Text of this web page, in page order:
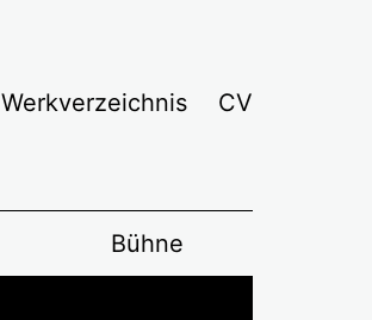
Werkverzeichnis CV
Bühne